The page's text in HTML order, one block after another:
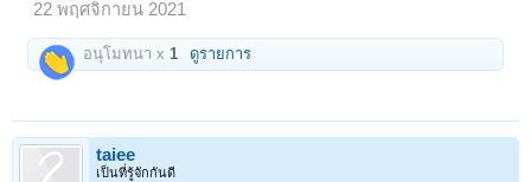
22 พฤศจิกายน 2021
อนุโมทนา x 1 ดูรายการ
taiee
เป็นที่รู้จักกันดี